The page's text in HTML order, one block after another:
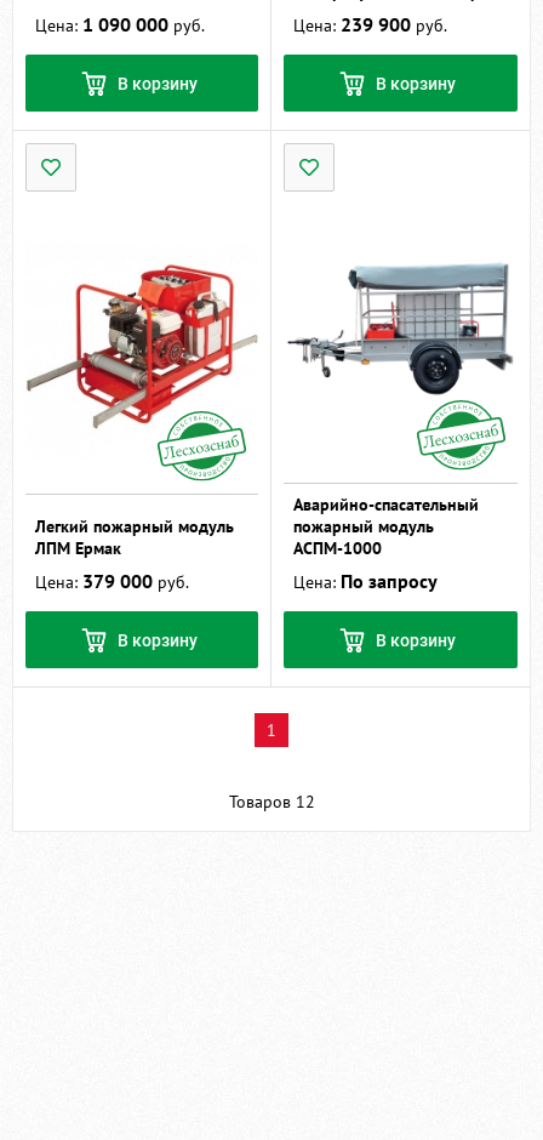
Цена: 1 090 000 руб.
В корзину
Цена: 239 900 руб.
В корзину
Легкий пожарный модуль
ЛПМ Ермак
Цена: 379 000 руб.
В корзину
Аварийно-спасательный
пожарный модуль
АСПМ-1000
Цена: По запросу
В корзину
Товаров 12
1